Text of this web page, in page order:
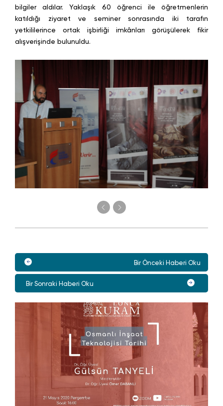
bilgiler aldılar. Yaklaşık 60 öğrenci ile öğretmenlerin
katıldığı ziyaret ve seminer sonrasında iki tarafın
yetkililerince ortak işbirliği imkânları görüşülerek fikir
alışverişinde bulunuldu.
Bir Önceki Haberi Oku
Bir Sonraki Haberi Oku